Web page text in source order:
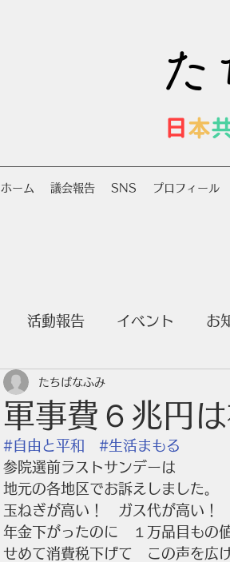
た
日本
ホーム 議会報告 SNS プロフィール
活動報告 イベント お
軍事費６兆円
たちばなふみ
#自由と平和
#生活まもる
参院選前ラストサンデーは
地元の各地区でお訴えしました。
玉ねぎが高い！　ガス代が高い！
年金下がったのに　１万品目もの
せめて消費税下げて　この声を広